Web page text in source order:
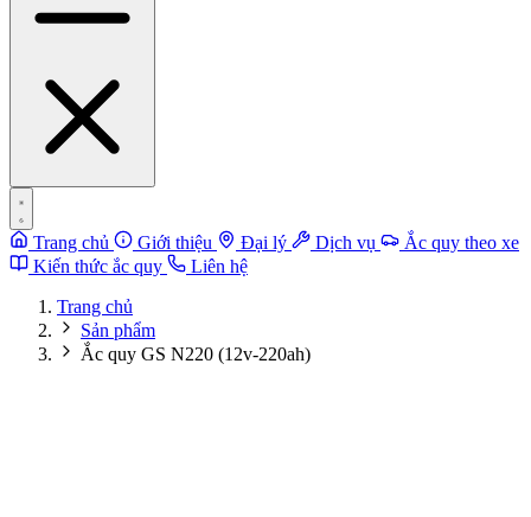
Trang chủ Giới thiệu Đại lý Dịch vụ
Ắc quy theo xe
Kiến thức ắc quy
Liên hệ
Trang chủ
Sản phẩm
Ắc quy GS N220 (12v-220ah)